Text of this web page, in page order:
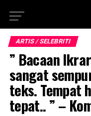
ARTIS / SELEBRITI
” Bacaan
sangat
teks. Tempat
tepat.. ” –